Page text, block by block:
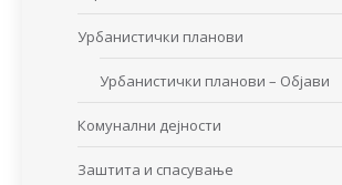
Урбанистички планови
Урбанистички планови – Објави
Комунални дејности
Заштита и спасување